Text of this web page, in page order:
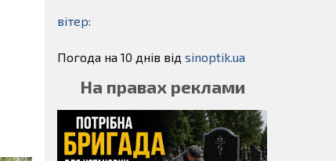
вітер:
Погода на 10 днів від sinoptik.ua
На правах реклами